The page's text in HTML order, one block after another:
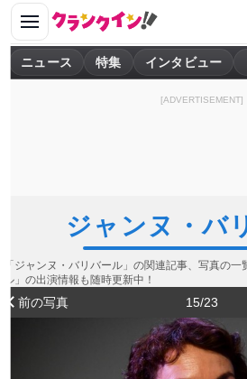
ニュース 特集 インタビュー
[ADVERTISEMENT]
ジャンヌ・バ
「ジャンヌ・バリバール」の関連記事、写真の
ル」の出演情報も随時更新中！
前の写真 15/23